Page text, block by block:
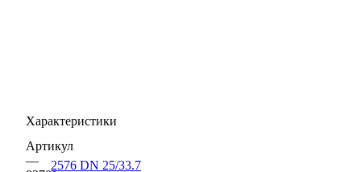
Характеристики
Артикул
—